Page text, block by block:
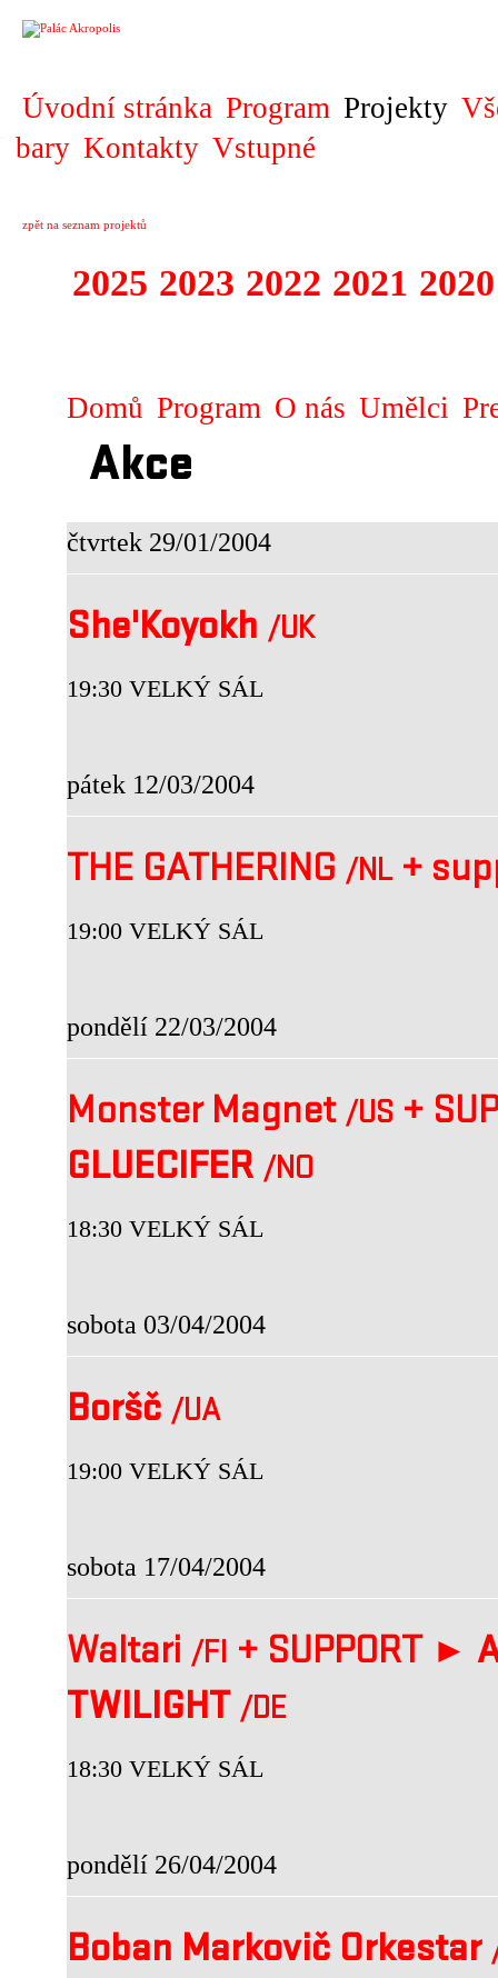
Úvodní stránka Program Projekty
bary Kontakty Vstupné
zpět na seznam projektů
2025 2023 2022 2021 2020
Domů Program O nás Umělci
Akce
čtvrtek 29/01/2004
She'Koyokh /UK
19:30 VELKÝ SÁL
pátek 12/03/2004
THE GATHERING /NL +
19:00 VELKÝ SÁL
pondělí 22/03/2004
Monster Magnet /US +
GLUECIFER /NO
18:30 VELKÝ SÁL
sobota 03/04/2004
Boršč /UA
19:00 VELKÝ SÁL
sobota 17/04/2004
Waltari /FI + SUPPORT ►
TWILIGHT /DE
18:30 VELKÝ SÁL
pondělí 26/04/2004
Boban Markovič Orkestar